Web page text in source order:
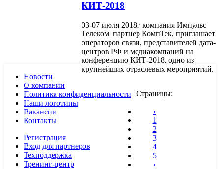
КИТ-2018
03-07 июля 2018г компания Импульс
Телеком, партнер КомпТек, приглашает
операторов связи, представителей дата-
центров РФ и медиакомпаний на
конференцию КИТ-2018, одно из
крупнейших отраслевых мероприятий.
Страницы:
‹
1
2
3
4
5
›
Новости
О компании
Политика конфиденциальности
Наши логотипы
Вакансии
Контакты
Регистрация
Вход для партнеров
Техподдержка
Тренинг-центр